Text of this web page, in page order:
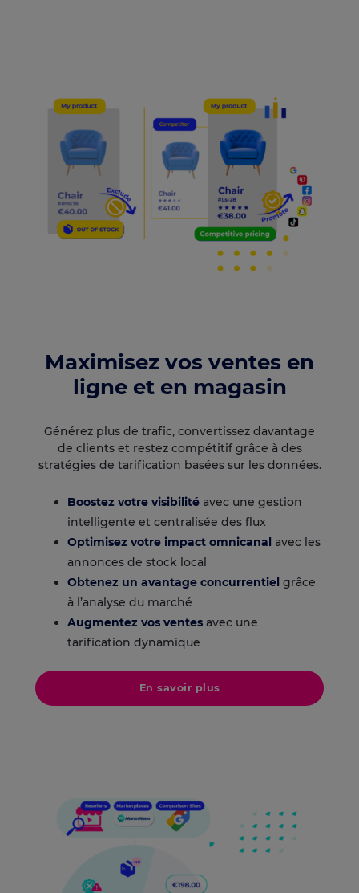
Maximisez vos ventes en
ligne et en magasin
Générez plus de trafic, convertissez davantage
de clients et restez compétitif grâce à des
stratégies de tarification basées sur les données.
Boostez votre visibilité avec une gestion
intelligente et centralisée des flux
Optimisez votre impact omnicanal avec les
annonces de stock local
Obtenez un avantage concurrentiel grâce
à l’analyse du marché
Augmentez vos ventes avec une
tarification dynamique
En savoir plus